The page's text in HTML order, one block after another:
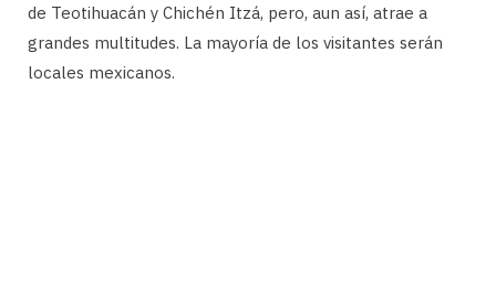
de Teotihuacán y Chichén Itzá, pero, aun así, atrae a
grandes multitudes. La mayoría de los visitantes serán
locales mexicanos.